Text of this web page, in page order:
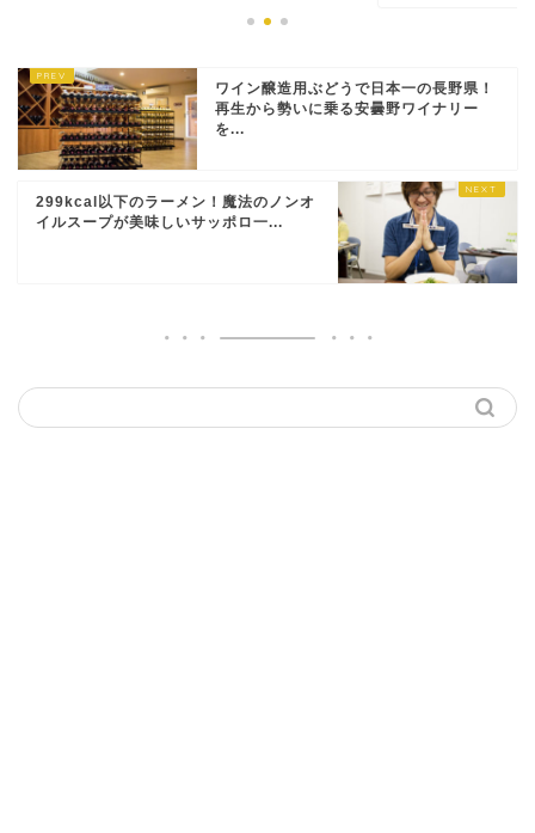
ワイン醸造用ぶどうで日本一の長野県！
再生から勢いに乗る安曇野ワイナリー
を...
299kcal以下のラーメン！魔法のノンオ
イルスープが美味しいサッポロ一...